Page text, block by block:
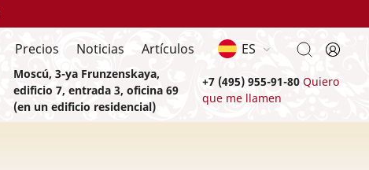
Precios Noticias Artículos ES
Moscú, 3-ya Frunzenskaya,
edificio 7, entrada 3, oficina 69
(en un edificio residencial)
+7 (495) 955-91-80 Quiero
que me llamen